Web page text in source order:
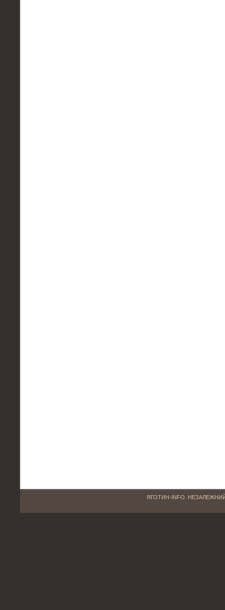
ЯГОТИН-INFO.